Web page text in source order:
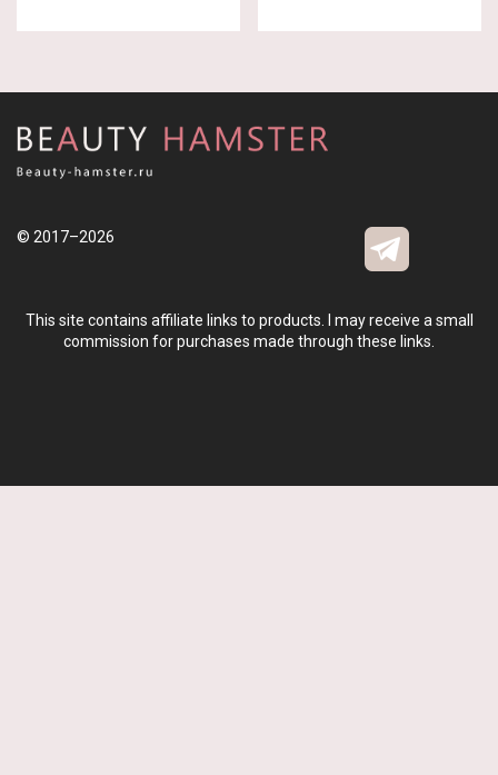
© 2017–2026
This site contains affiliate links to products. I may receive a small
commission for purchases made through these links.